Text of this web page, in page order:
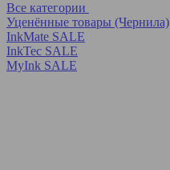
Все категории
Уценённые товары (Чернила)
InkMate SALE
InkTec SALE
MyInk SALE